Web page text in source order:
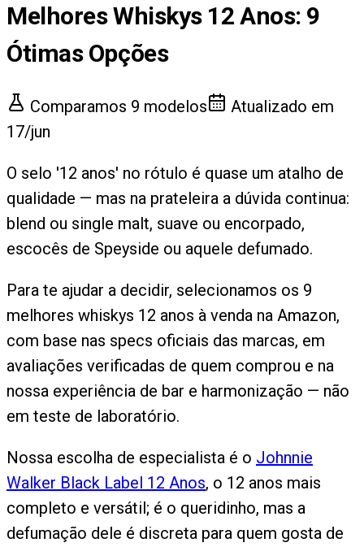
Melhores Whiskys 12 Anos: 9
Ótimas Opções
Comparamos 9 modelos
Atualizado em
17/jun
O selo '12 anos' no rótulo é quase um atalho de
qualidade — mas na prateleira a dúvida continua:
blend ou single malt, suave ou encorpado,
escocês de Speyside ou aquele defumado.
Para te ajudar a decidir, selecionamos os 9
melhores whiskys 12 anos à venda na Amazon,
com base nas specs oficiais das marcas, em
avaliações verificadas de quem comprou e na
nossa experiência de bar e harmonização — não
em teste de laboratório.
Nossa escolha de especialista é o Johnnie
Walker Black Label 12 Anos, o 12 anos mais
completo e versátil; é o queridinho, mas a
defumação dele é discreta para quem gosta de